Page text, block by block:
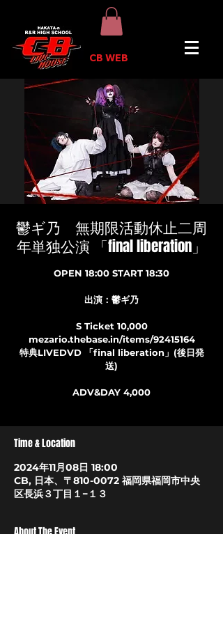
CB WEB
鬱ギ乃 無期限活動休止二周
年単独公演 「final liberation」
OPEN 18:00 START 18:30
出演：鬱ギ乃
S Ticket 10,000
mezario.thebase.in/items/92415164
特典LIVEDVD 「final liberation」(後日発
送)
ADV&DAY 4,000
Time & Location
2024年11月08日 18:00
CB, 日本、〒810-0072 福岡県福岡市中央
区長浜３丁目１−１３
About The Event